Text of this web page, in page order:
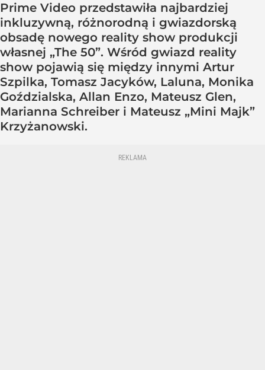
Prime Video przedstawiła najbardziej
inkluzywną, różnorodną i gwiazdorską
obsadę nowego reality show produkcji
własnej „The 50”. Wśród gwiazd reality
show pojawią się między innymi Artur
Szpilka, Tomasz Jacyków, Laluna, Monika
Goździalska, Allan Enzo, Mateusz Glen,
Marianna Schreiber i Mateusz „Mini Majk”
Krzyżanowski.